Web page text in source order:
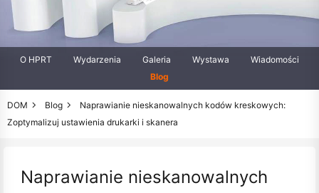
O HPRT Wydarzenia Galeria Wystawa
Wiadomości
Blog
DOM Blog
Naprawianie nieskanowalnych kodów kreskowych:
Zoptymalizuj ustawienia drukarki i skanera
Naprawianie nieskanowalnych